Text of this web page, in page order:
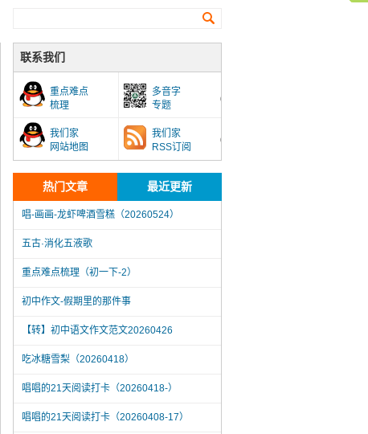
联系我们
重点难点
梳理
多音字
专题
我们家
网站地图
我们家
RSS订阅
热门文章 最近更新
唱-画画-龙虾啤酒雪糕（20260524）
五古·消化五液歌
重点难点梳理（初一下-2）
初中作文-假期里的那件事
【转】初中语文作文范文20260426
吃冰糖雪梨（20260418）
唱唱的21天阅读打卡（20260418-）
唱唱的21天阅读打卡（20260408-17）